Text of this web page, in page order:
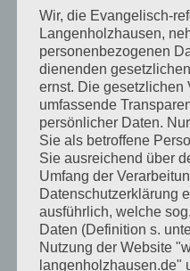
Verlag am Birnbach–
Mössingen
KALENDER
Wir, die Evangelisch-
Langenholzhausen,
personenbezogenen
dienenden
ernst. Die gesetzlichen
umfassende
persönlicher Daten.
Sie als betroffene
Sie ausreichend über
Umfang der
Datenschutzerklärung
ausführlich, welche
Daten (Definition s.
Nutzung der Website
langenholzhausen.de"